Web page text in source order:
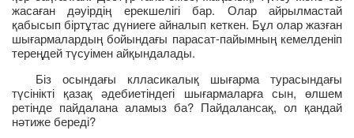
жасаған дәуірдің ерекшелігі бар. Олар айрылмастай
қабысып біртұтас дүниеге айналып кеткен. Бұл олар жазған
шығармалардың бойындағы парасат-пайымның кемелденіп
тереңдей түсуімен айқындалады.
Біз осындағы клласикалық шығарма турасындағы
түсінікті қазақ әдебиетіндегі шығармаларға сын, өлшем
ретінде пайдалана аламыз ба? Пайдалансақ, ол қандай
нәтиже береді?